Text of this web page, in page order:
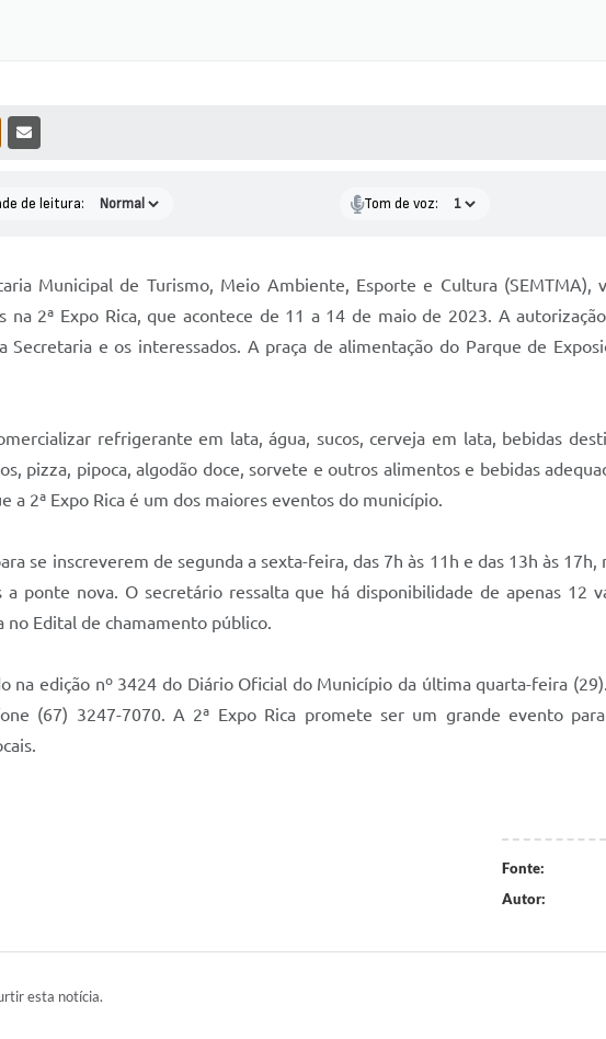
OUTRAS MÍDIAS
de leitura: Tom de voz:
Municipal de Turismo, Meio Ambiente, Esporte e Cultura (SEMTMA),
2ª Expo Rica, que acontece de 11 a 14 de maio de 2023. A
e os interessados. A praça de alimentação do Parque de
refrigerante em lata, água, sucos, cerveja em lata, bebidas
pizza, pipoca, algodão doce, sorvete e outros alimentos e bebidas
a 2ª Expo Rica é um dos maiores eventos do município.
se inscreverem de segunda a sexta-feira, das 7h às 11h e das 13h às 17h,
ponte nova. O secretário ressalta que há disponibilidade de apenas 12
no Edital de chamamento público.
na edição nº 3424 do Diário Oficial do Município da última quarta-feira
(67) 3247-7070. A 2ª Expo Rica promete ser um grande evento
Fonte:
Autor:
esta notícia.